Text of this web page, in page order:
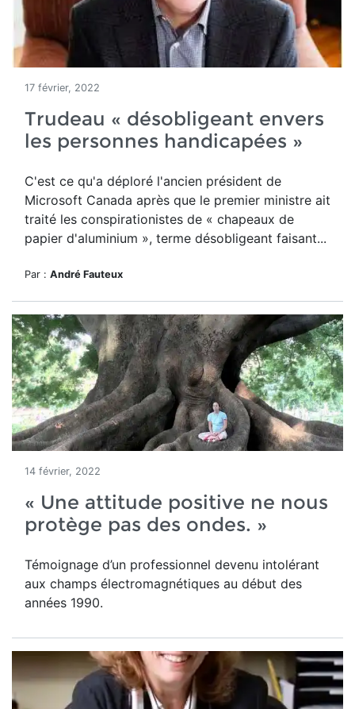
17 février, 2022
Trudeau « désobligeant envers
les personnes handicapées »
C'est ce qu'a déploré l'ancien président de
Microsoft Canada après que le premier ministre ait
traité les conspirationistes de « chapeaux de
papier d'aluminium », terme désobligeant faisant...
Par : André Fauteux
14 février, 2022
« Une attitude positive ne nous
protège pas des ondes. »
Témoignage d’un professionnel devenu intolérant
aux champs électromagnétiques au début des
années 1990.